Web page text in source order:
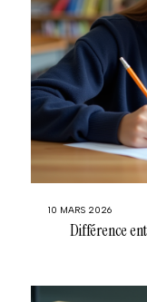
10 MARS 2026
Différence